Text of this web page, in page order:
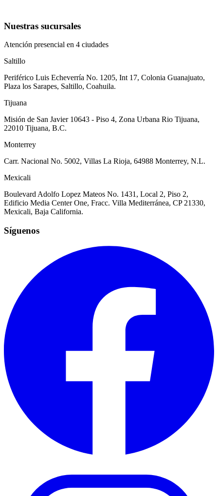
Nuestras sucursales
Atención presencial en 4 ciudades
Saltillo
Periférico Luis Echeverría No. 1205, Int 17, Colonia Guanajuato,
Plaza los Sarapes, Saltillo, Coahuila.
Tijuana
Misión de San Javier 10643 - Piso 4, Zona Urbana Rio Tijuana,
22010 Tijuana, B.C.
Monterrey
Carr. Nacional No. 5002, Villas La Rioja, 64988 Monterrey, N.L.
Mexicali
Boulevard Adolfo Lopez Mateos No. 1431, Local 2, Piso 2,
Edificio Media Center One, Fracc. Villa Mediterránea, CP 21330,
Mexicali, Baja California.
Síguenos